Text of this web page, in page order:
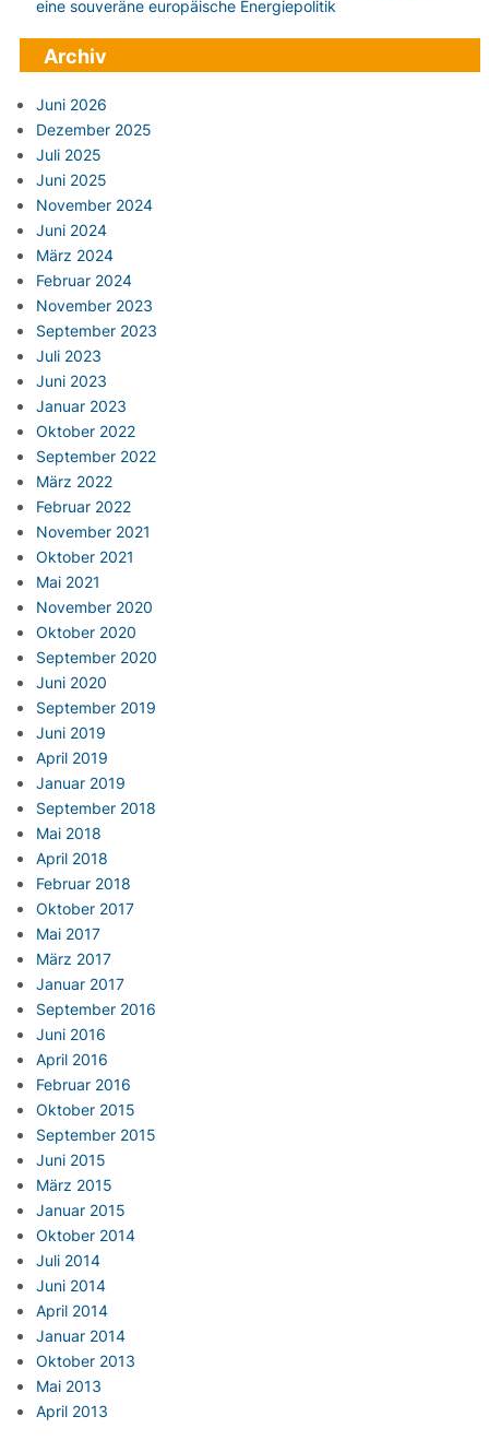
eine souveräne europäische Energiepolitik
Archiv
Juni 2026
Dezember 2025
Juli 2025
Juni 2025
November 2024
Juni 2024
März 2024
Februar 2024
November 2023
September 2023
Juli 2023
Juni 2023
Januar 2023
Oktober 2022
September 2022
März 2022
Februar 2022
November 2021
Oktober 2021
Mai 2021
November 2020
Oktober 2020
September 2020
Juni 2020
September 2019
Juni 2019
April 2019
Januar 2019
September 2018
Mai 2018
April 2018
Februar 2018
Oktober 2017
Mai 2017
März 2017
Januar 2017
September 2016
Juni 2016
April 2016
Februar 2016
Oktober 2015
September 2015
Juni 2015
März 2015
Januar 2015
Oktober 2014
Juli 2014
Juni 2014
April 2014
Januar 2014
Oktober 2013
Mai 2013
April 2013